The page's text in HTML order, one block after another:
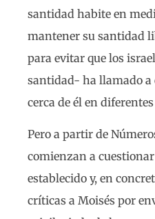
santidad habite en
mantener su santidad
para evitar que los
santidad- ha llamado a
cerca de él en
Pero a partir de
comienzan a
establecido y, en
críticas a Moisés por